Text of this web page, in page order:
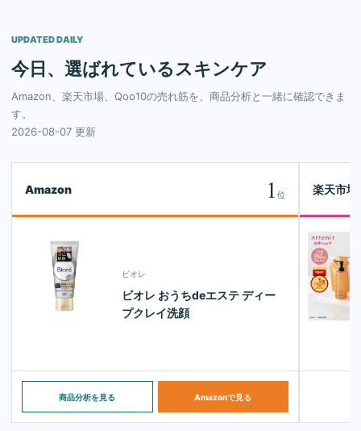
UPDATED DAILY
今日、選ばれているスキンケア
Amazon、楽天市場、Qoo10の売れ筋を、商品分析と一緒に確認できま
す。
2026-08-07 更新
Amazon 1 位
ビオレ
ビオレ おうちdeエステ ディー
プクレイ洗顔
商品分析を見る Amazonで見る
楽天市場